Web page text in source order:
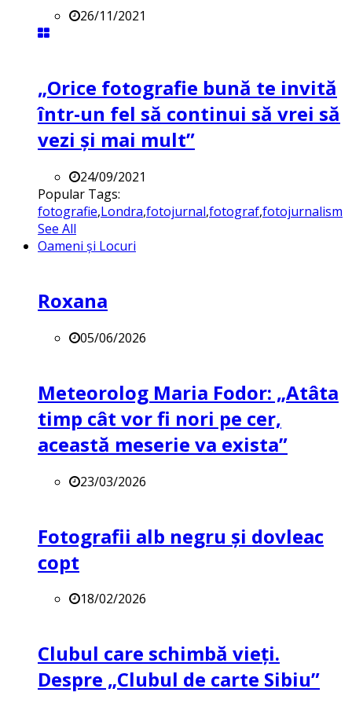
26/11/2021
„Orice fotografie bună te invită
într-un fel să continui să vrei să
vezi și mai mult”
24/09/2021
Popular Tags:
fotografie,Londra,fotojurnal,fotograf,fotojurnalism
See All
Oameni și Locuri
Roxana
05/06/2026
Meteorolog Maria Fodor: „Atâta
timp cât vor fi nori pe cer,
această meserie va exista”
23/03/2026
Fotografii alb negru și dovleac
copt
18/02/2026
Clubul care schimbă vieți.
Despre „Clubul de carte Sibiu”